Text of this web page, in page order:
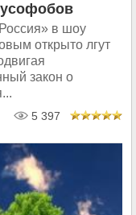
в шоу
открыто лгут
закон о
5 397